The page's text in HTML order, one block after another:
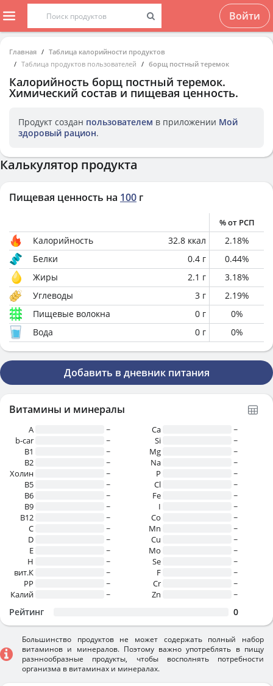
Войти
Главная
Таблица калорийности продуктов
Таблица продуктов пользователей
борщ постный теремок
Калорийность борщ постный теремок.
Химический состав и пищевая ценность.
Продукт создан пользователем в приложении Мой
здоровый рацион.
Калькулятор продукта
Пищевая ценность на 100 г
% от РСП
Калорийность 32.8 ккал 2.18%
Белки
0.4 г 0.44%
Жиры
2.1 г 3.18%
Углеводы
3 г 2.19%
Пищевые волокна
0 г 0%
Вода
0 г 0%
Добавить в дневник питания
Витамины и минералы
A
~
b-car
~
В1
~
B2
~
Холин
~
B5
~
B6
~
B9
~
B12
~
C
~
D
~
E
~
H
~
вит.К
~
PP
~
Калий
~
Ca
~
Si
~
Mg
~
Na
~
P
~
Cl
~
Fe
~
I
~
Co
~
Mn
~
Cu
~
Mo
~
Se
~
F
~
Cr
~
Zn
~
Рейтинг 0
Большинство продуктов не может содержать полный набор
витаминов и минералов. Поэтому важно употреблять в пищу
разннообразные продукты, чтобы восполнять потребности
организма в витаминах и минералах.